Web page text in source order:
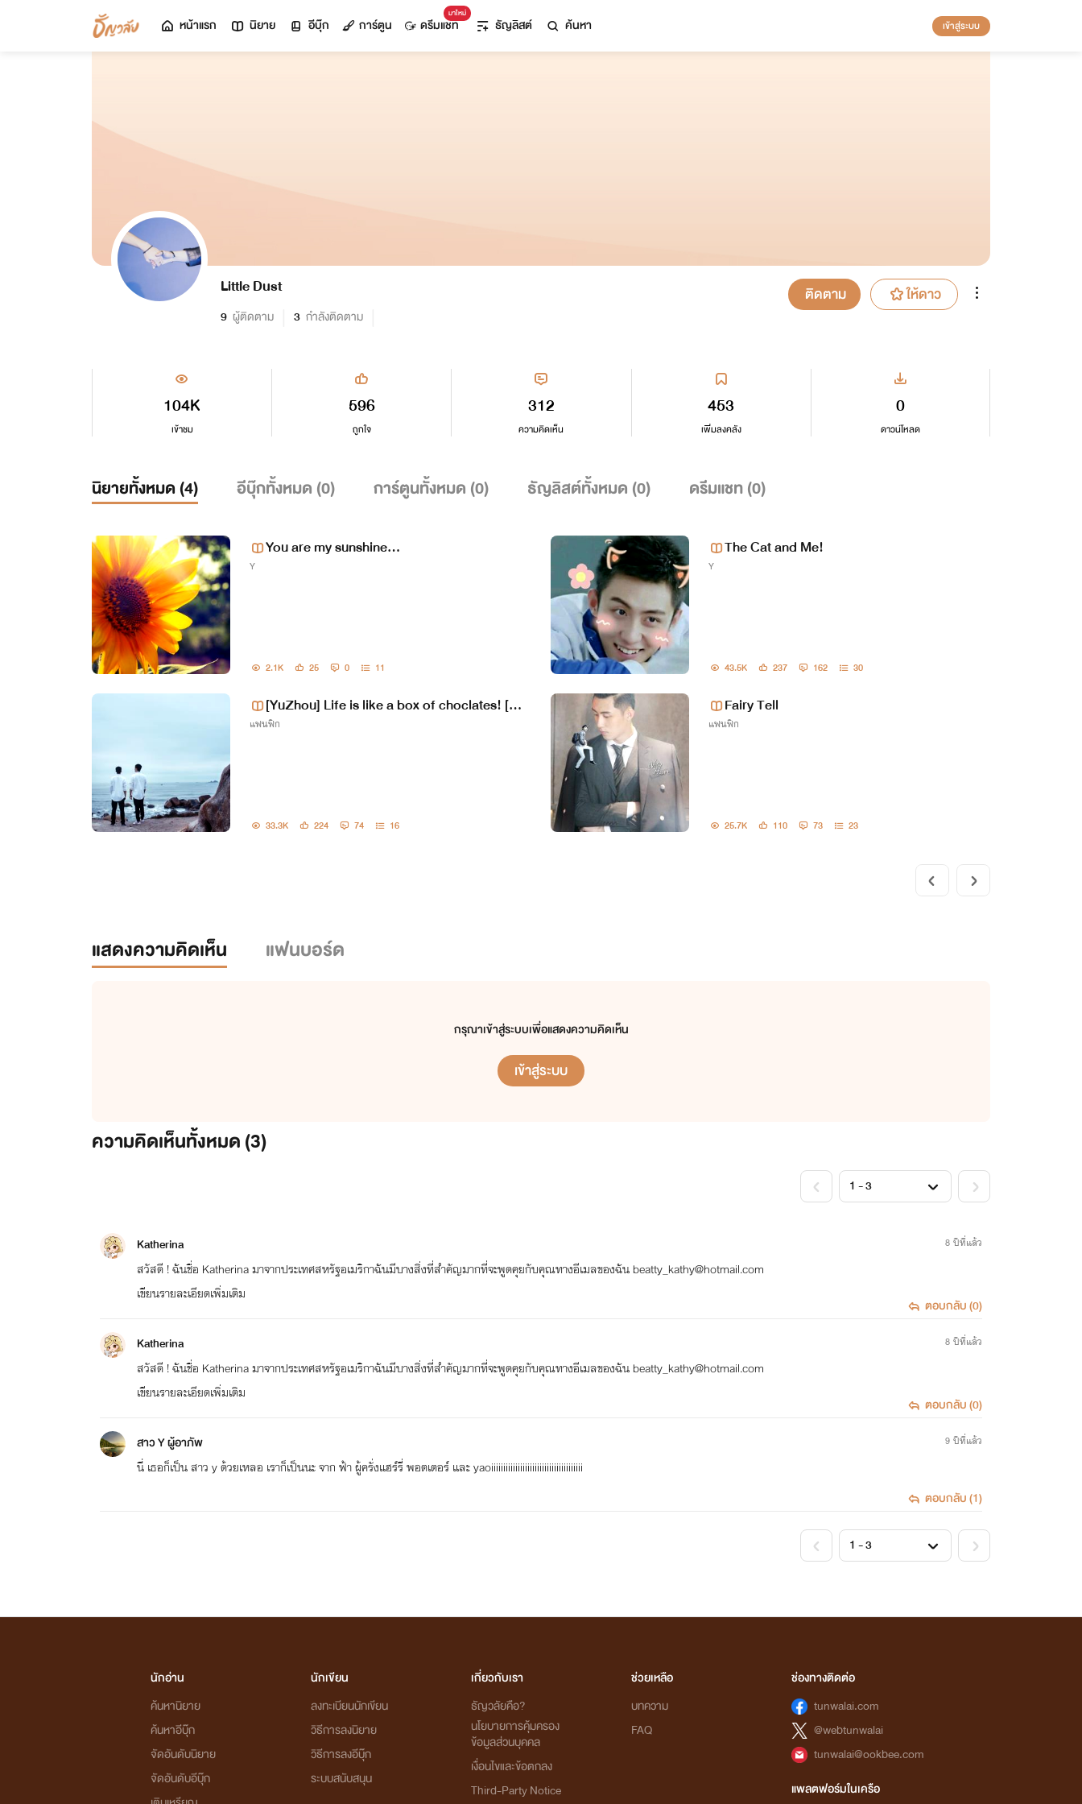
หน้าแรก นิยาย อีบุ๊ก การ์ตูน
มาใหม่
ดรีมแชท ธัญลิสต์ ค้นหา เข้าสู่ระบบ
Little Dust
9 ผู้ติดตาม 3 กำลังติดตาม
ติดตาม ให้ดาว
104K
เข้าชม
453
เพิ่มลงคลัง
596
ถูกใจ
0
ดาวน์โหลด
312
ความคิดเห็น
นิยายทั้งหมด (4) อีบุ๊กทั้งหมด (0) การ์ตูนทั้งหมด (0) ธัญลิสต์ทั้งหมด (0) ดรีมแชท (0)
You are my sunshine...
Y
2.1K 25 0 11
The Cat and Me!
Y
43.5K 237 162 30
[YuZhou] Life is like a box of choclates! [Sh
ort/Song Fic]
แฟนฟิก
33.3K 224 74 16
Fairy Tell
แฟนฟิก
25.7K 110 73 23
แสดงความคิดเห็น แฟนบอร์ด
กรุณาเข้าสู่ระบบเพื่อแสดงความคิดเห็น
เข้าสู่ระบบ
ความคิดเห็นทั้งหมด (3)
< >
Katherina
สวัสดี ! ฉันชื่อ Katherina มาจากประเทศสหรัฐอเมริกาฉันมีบางสิ่งที่สำคัญมากที่จะพูดคุยกับคุณทางอีเมลของฉัน beatty_kathy@hotmail.com
เขียนรายละเอียดเพิ่มเติม
8 ปีที่แล้ว
ตอบกลับ (0)
Katherina
สวัสดี ! ฉันชื่อ Katherina มาจากประเทศสหรัฐอเมริกาฉันมีบางสิ่งที่สำคัญมากที่จะพูดคุยกับคุณทางอีเมลของฉัน beatty_kathy@hotmail.com
เขียนรายละเอียดเพิ่มเติม
8 ปีที่แล้ว
ตอบกลับ (0)
สาว Y ผู้อาภัพ
นี่ เธอก็เป็น สาว y ด้วยเหลอ เราก็เป็นนะ จาก ฟ้า ผู้ครั่งแฮร์รี่ พอตเตอร์ และ yaoiiiiiiiiiiiiiiiiiiiiiiiiiiiiiiiiiiiiii
9 ปีที่แล้ว
ตอบกลับ (1)
< >
นักอ่าน
ค้นหานิยาย
ค้นหาอีบุ๊ก
จัดอันดับนิยาย
จัดอันดับอีบุ๊ก
นักเขียน
ลงทะเบียนนักเขียน
วิธีการลงนิยาย
วิธีการลงอีบุ๊ก
ระบบสนับสนุน
เกี่ยวกับเรา
ธัญวลัยคือ?
นโยบายการคุ้มครอง
ข้อมูลส่วนบุคคล
เงื่อนไขและข้อตกลง
Third-Party Notice
ช่วยเหลือ
บทความ
FAQ
ช่องทางติดต่อ
tunwalai.com
@webtunwalai
tunwalai@ookbee.com
แพลตฟอร์มในเครือ